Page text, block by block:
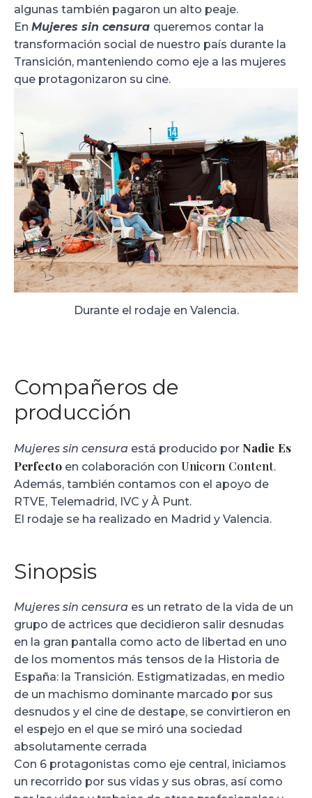
algunas también pagaron un alto peaje.
En Mujeres sin censura queremos contar la
transformación social de nuestro país durante la
Transición, manteniendo como eje a las mujeres
que protagonizaron su cine.
Durante el rodaje en Valencia.
Compañeros de
producción
Mujeres sin censura está producido por Nadie Es
Perfectoen colaboración con Unicorn Content.
Además, también contamos con el apoyo de
RTVE, Telemadrid, IVC y À Punt.
El rodaje se ha realizado en Madrid y Valencia.
Sinopsis
Mujeres sin censura es un retrato de la vida de un
grupo de actrices que decidieron salir desnudas
en la gran pantalla como acto de libertad en uno
de los momentos más tensos de la Historia de
España: la Transición. Estigmatizadas, en medio
de un machismo dominante marcado por sus
desnudos y el cine de destape, se convirtieron en
el espejo en el que se miró una sociedad
absolutamente cerrada
Con 6 protagonistas como eje central, iniciamos
un recorrido por sus vidas y sus obras, así como